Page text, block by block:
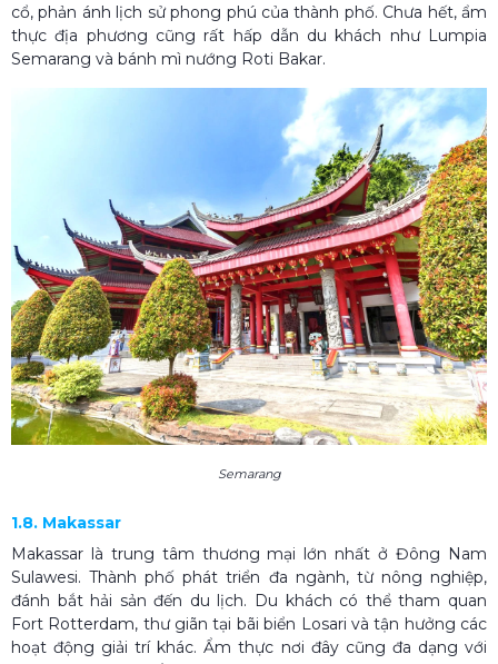
cổ, phản ánh lịch sử phong phú của thành phố. Chưa hết, ẩm
thực địa phương cũng rất hấp dẫn du khách như Lumpia
Semarang và bánh mì nướng Roti Bakar.
Semarang
1.8. Makassar
Makassar là trung tâm thương mại lớn nhất ở Đông Nam
Sulawesi. Thành phố phát triển đa ngành, từ nông nghiệp,
đánh bắt hải sản đến du lịch. Du khách có thể tham quan
Fort Rotterdam, thư giãn tại bãi biển Losari và tận hưởng các
hoạt động giải trí khác. Ẩm thực nơi đây cũng đa dạng với